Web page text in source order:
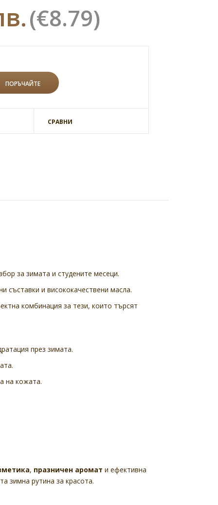
(€8.79)
СРАВНИ
за зимата и студените месеци.
съставки и висококачествени масла.
комбинация за тези, които търсят
през зимата.
на кожата.
, празничен аромат и ефективна
зимна рутина за красота.